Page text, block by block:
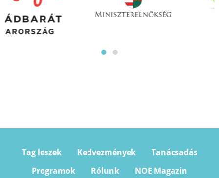
Tag leszek Kedvezmények
Tanácsadás
Programok
Rólunk
NOE Magazin